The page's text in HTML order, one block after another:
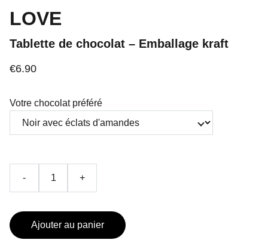
LOVE
Tablette de chocolat – Emballage kraft
€6.90
Votre chocolat préféré
- +
Ajouter au panier